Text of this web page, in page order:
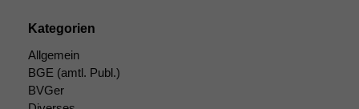
Kategorien
Allgemein
BGE (amtl. Publ.)
BVGer